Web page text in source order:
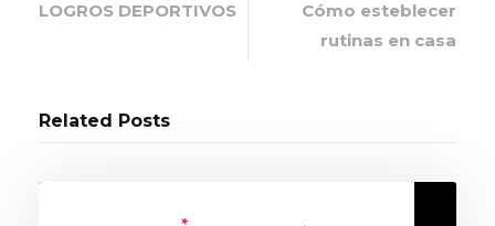
LOGROS DEPORTIVOS
Cómo esteblecer
rutinas en casa
Related Posts